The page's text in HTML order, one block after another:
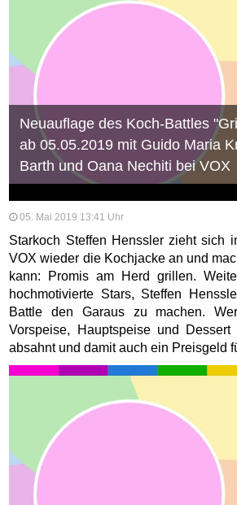
Neuauflage des Koch-Battles
ab 05.05.2019 mit Guido Maria
Barth und Oana Nechiti bei VOX
05. Mai 2019 13:41 Uhr
Starkoch Steffen Henssler zieht sich
VOX wieder die Kochjacke an und
kann: Promis am Herd grillen.
hochmotivierte Stars, Steffen
Battle den Garaus zu machen.
Vorspeise, Hauptspeise und
absahnt und damit auch ein Preisgeld